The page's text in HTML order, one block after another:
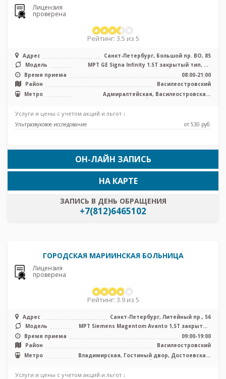
Лицензия
проверена
Рейтинг: 3.5 из 5
Адрес
Санкт-Петербург, Большой пр. ВО, 85
Модель
МРТ GE Signa Infinity 1.5T закрытый тип, КТ
Siemens Somatom 8 срезов, ...
Время приема
08:00-21:00
Район
Василеостровский
Метро
Адмиралтейская, Василеостровская,
Крестовский остров, Приморская,
Услуги и цены с учетом акций и льгот ↓
Ультразвуковое исследование от 530 pуб.
ОН-ЛАЙН ЗАПИСЬ
ЗАПИСЬ В ДЕНЬ ОБРАЩЕНИЯ
+7(812)6465102
НА КАРТЕ
ГОРОДСКАЯ МАРИИНСКАЯ БОЛЬНИЦА
Лицензия
проверена
Рейтинг: 3.9 из 5
Адрес
Санкт-Петербург, Литейный пр., 56
Модель
МРТ Siemens Magentom Avanto 1,5Т закрытый
тип, МРТ Philips Ingenia 3.0 ...
Время приема
09:00-19:00
Район
Василеостровский
Метро
Владимирская, Гостиный двор, Достоевская,
Маяковская, Невский проспект, Площадь
Услуги и цены с учетом акций и льгот ↓